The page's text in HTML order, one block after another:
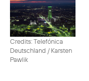
Credits: Telefónica
Deutschland / Karsten
Pawlik